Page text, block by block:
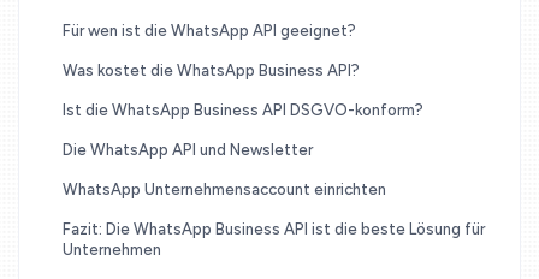
Für wen ist die WhatsApp API geeignet?
Was kostet die WhatsApp Business API?
Ist die WhatsApp Business API DSGVO-konform?
Die WhatsApp API und Newsletter
WhatsApp Unternehmensaccount einrichten
Fazit: Die WhatsApp Business API ist die beste Lösung für
Unternehmen